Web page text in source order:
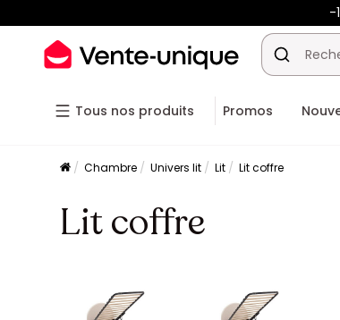
-
Tous nos produits Promos
Chambre Univers lit Lit Lit coffre
Lit coffre